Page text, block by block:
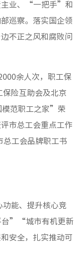
主业、“一把手”和
巡察。落实国企领
不正之风和腐败问
余人次，职工保
保险互助会及北京
范职工之家”荣
市总工会重点工作
工会品牌职工书
功能、提升核心竞
台”“城市有机更新
安全，扎实推动可